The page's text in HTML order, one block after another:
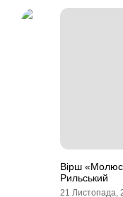
Вірш
Рильський
21 Листопада,